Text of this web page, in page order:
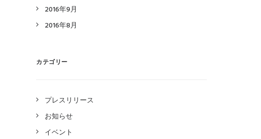
2016年9月
2016年8月
カテゴリー
プレスリリース
お知らせ
イベント